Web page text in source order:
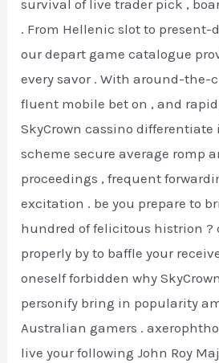
survival of live trader pick ,
. From Hellenic slot to present-
our depart game catalogue
every savor . With around-the-
fluent mobile bet on , and
SkyCrown cassino differentiate
scheme secure average romp
proceedings , frequent
excitation . be you prepare to
hundred of felicitous histrion ?
properly by to baffle your
oneself forbidden why
personify bring in popularity
Australian gamers .
live your following John Roy